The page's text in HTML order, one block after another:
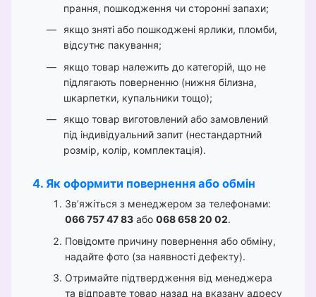
прання, пошкодження чи сторонні запахи;
якщо зняті або пошкоджені ярлики, пломби,
відсутнє пакування;
якщо товар належить до категорій, що не
підлягають поверненню (нижня білизна,
шкарпетки, купальники тощо);
якщо товар виготовлений або замовлений
під індивідуальний запит (нестандартний
розмір, колір, комплектація).
4. Як оформити повернення або обмін
Зв’яжіться з менеджером за телефонами:
066 757 47 83 або 068 658 20 02.
Повідомте причину повернення або обміну,
надайте фото (за наявності дефекту).
Отримайте підтвердження від менеджера
та відправте товар назад на вказану адресу